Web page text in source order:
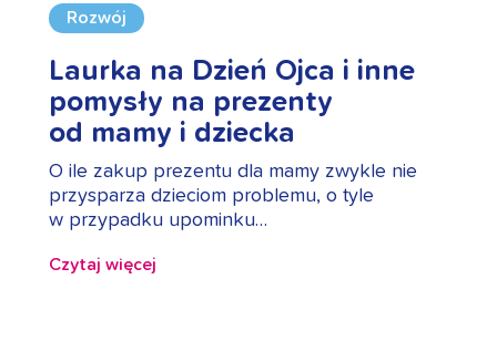
Rozwój
Laurka na Dzień Ojca i inne
pomysły na prezenty
od mamy i dziecka
O ile zakup prezentu dla mamy zwykle nie
przysparza dzieciom problemu, o tyle
w przypadku upominku…
Czytaj więcej